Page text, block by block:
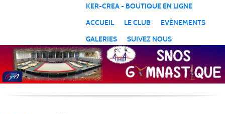
KER-CREA - BOUTIQUE EN LIGNE
ACCUEIL
LE CLUB
EVÈNEMENTS
GALERIES
SUIVEZ NOUS
Panneau de gestion des cookies